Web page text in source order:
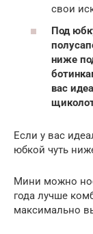
свои
Под
ниже
вас
Если у вас
юбкой чуть
Мини можно
года лучше
максимально